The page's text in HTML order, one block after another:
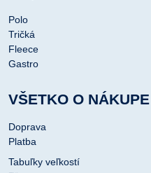
Polo
Tričká
Fleece
Gastro
VŠETKO O NÁKUPE
Doprava
Platba
Tabuľky veľkostí